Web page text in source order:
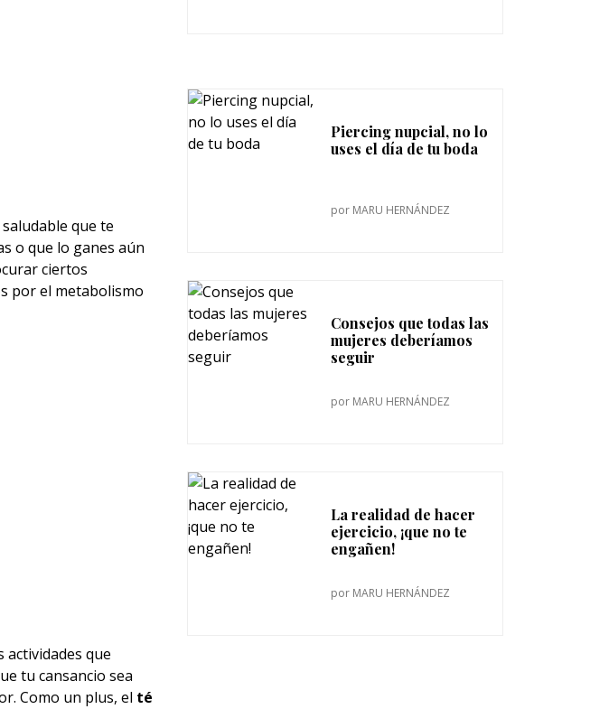
que te
o que lo ganes aún
ciertos
por el metabolismo
actividades que
tu cansancio sea
Como un plus, el té
Piercing nupcial, no lo
uses el día de tu boda
por MARU HERNÁNDEZ
Consejos que todas las
mujeres deberíamos
seguir
por MARU HERNÁNDEZ
La realidad de hacer
ejercicio, ¡que no te
engañen!
por MARU HERNÁNDEZ